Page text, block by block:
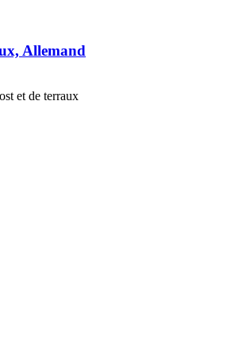
Allemand
et de terraux